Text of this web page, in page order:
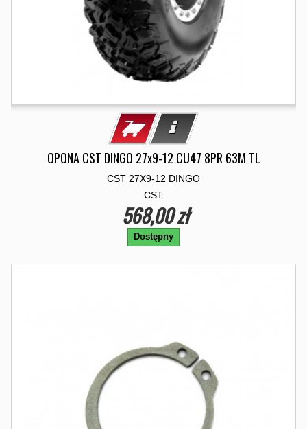
OPONA CST DINGO 27x9-12 CU47 8PR 63M TL
CST 27X9-12 DINGO
CST
568,00 zł
Dostępny